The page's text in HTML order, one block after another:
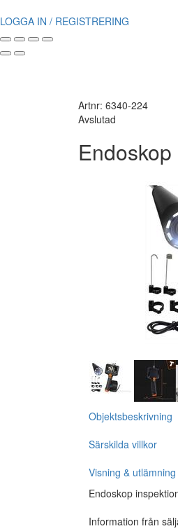
LOGGA IN / REGISTRERING
Artnr: 6340-224
Avslutad
Objektsbeskrivning
Särskilda villkor
Visning & utlämning
Endoskop
Information från